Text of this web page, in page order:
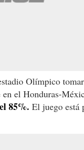
Olímpico
el Honduras-
85%. El juego está